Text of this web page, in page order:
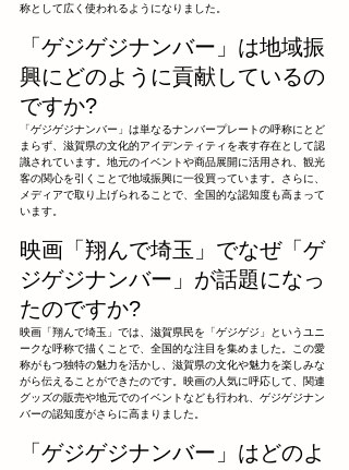
称として広く使われるようになりました。
「ゲジゲジナンバー」は地域振
興にどのように貢献しているの
ですか?
「ゲジゲジナンバー」は単なるナンバープレートの呼称にとど
まらず、滋賀県の文化的アイデンティティを表す存在として認
識されています。地元のイベントや商品展開に活用され、観光
客の関心を引くことで地域振興に一役買っています。さらに、
メディアで取り上げられることで、全国的な認知度も高まって
います。
映画「翔んで埼玉」でなぜ「ゲ
ジゲジナンバー」が話題になっ
たのですか?
映画「翔んで埼玉」では、滋賀県民を「ゲジゲジ」というユニ
ークな呼称で描くことで、全国的な注目を集めました。この愛
称がもつ独特の魅力を活かし、滋賀県の文化や魅力を楽しみな
がら伝えることができたのです。映画の人気に呼応して、関連
グッズの販売や地元でのイベントなども行われ、ゲジゲジナン
バーの認知度がさらに高まりました。
「ゲジゲジナンバー」はどのよ